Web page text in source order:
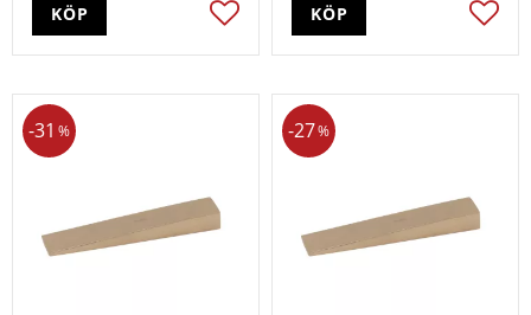
Lägg till i favoriter
KÖP KÖP
31 % 27%